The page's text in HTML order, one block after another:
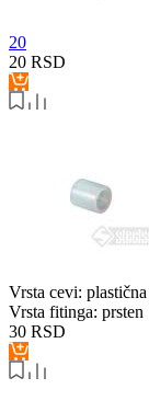
20
20 RSD
Vrsta cevi: plastična
Vrsta fitinga: prsten
30 RSD